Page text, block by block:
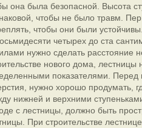
она была безопасной. Высота
чтобы не было травм.
чтобы они были
четырех до ста
нужно сделать расстояние
нового дома, лестницы
показателями. Перед
нужно хорошо продумать,
нижней и верхними
с лестницы, должно быть
При строительстве